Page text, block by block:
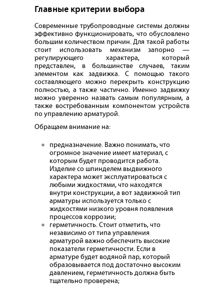
Главные критерии выбора
Современные трубопроводные системы должны
эффективно функционировать, что обусловлено
большим количеством причин. Для такой работы
стоит использовать механизм запорно —
регулирующего характера, который
представлен, в большинстве случаев, таким
элементом как задвижка. С помощью такого
составляющего можно перекрыть конструкцию
полностью, а также частично. Именно задвижку
можно уверенно назвать самым популярным, а
также востребованным компонентом устройств
по управлению арматурой.
Обращаем внимание на:
предназначение. Важно понимать, что
огромное значение имеет материал, с
которым будет проводится работа.
Изделие со шпинделем выдвижного
характера может эксплуатироваться с
любыми жидкостями, что находятся
внутри конструкции, а вот задвижной тип
арматуры используется только с
жидкостями низкого уровня появления
процессов коррозии;
герметичность. Стоит отметить, что
независимо от типа управления
арматурой важно обеспечить высокие
показатели герметичности. Если в
арматуре будет водяной пар, который
образовывается под достаточно высоким
давлением, герметичность должна быть
тщательно проверена;